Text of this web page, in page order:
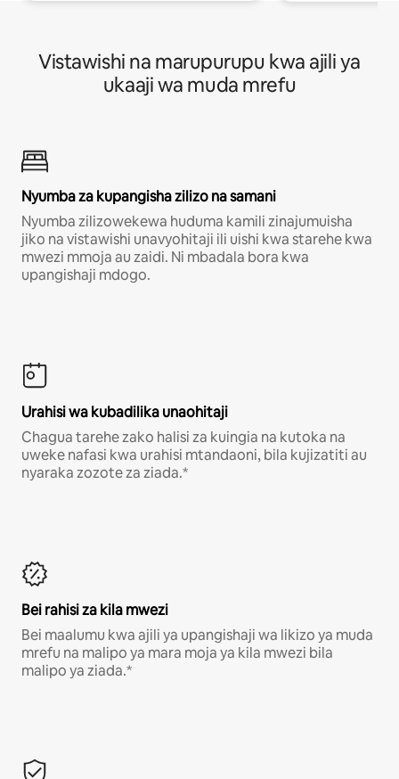
Vistawishi na marupurupu kwa ajili ya
ukaaji wa muda mrefu
Nyumba za kupangisha zilizo na samani
Nyumba zilizowekewa huduma kamili zinajumuisha
jiko na vistawishi unavyohitaji ili uishi kwa starehe kwa
mwezi mmoja au zaidi. Ni mbadala bora kwa
upangishaji mdogo.
Urahisi wa kubadilika unaohitaji
Chagua tarehe zako halisi za kuingia na kutoka na
uweke nafasi kwa urahisi mtandaoni, bila kujizatiti au
nyaraka zozote za ziada.*
Bei rahisi za kila mwezi
Bei maalumu kwa ajili ya upangishaji wa likizo ya muda
mrefu na malipo ya mara moja ya kila mwezi bila
malipo ya ziada.*